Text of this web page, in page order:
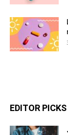
EDITOR PICKS